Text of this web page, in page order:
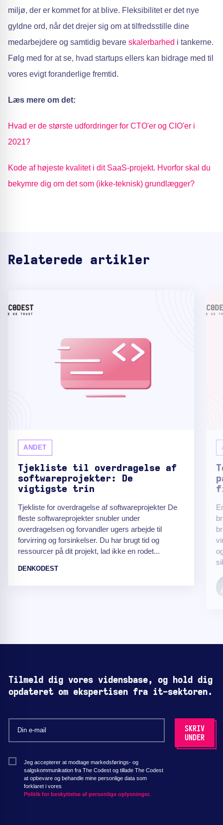
miljø, der er kommet for at blive. Fleksibilitet er det nye
gyldne ord, når det drejer sig om at tilfredsstille dine
medarbejdere og samtidig bevare skalerbarhed i tankerne.
Følg med for at se, hvad startups ellers kan bidrage med til
vores evigt foranderlige fremtid.
Læs mere om det:
Hvad er de største udfordringer for CTO'er og CIO'er i
2021?
Kode af højeste kvalitet i dit SaaS-projekt. Hvorfor skal du
bekymre dig om det som (ikke-teknisk) grundlægger?
Relaterede artikler
ANDET
Tjekliste til overdragelse af
softwareprojekter: De
vigtigste trin
Tjekliste for overdragelse af softwareprojekter De
fleste softwareprojekter snubler under
overdragelsen og forvandler ugers arbejde til
forvirring og forsinkelser. Du har brugt tid og
ressourcer på dit projekt, lad ikke en rodet...
DENKODEST
Tilmeld dig vores vidensbase, og hold dig
opdateret om ekspertisen fra it-sektoren.
Jeg accepterer at modtage markedsførings- og
salgskommunikation fra The Codest og tillade The Codest
at opbevare og behandle mine personlige data som
forklaret i vores
Politik for beskyttelse af personlige oplysninger.